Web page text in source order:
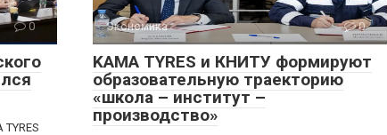
0 Экономика 0
KAMA TYRES и КНИТУ формируют
образовательную траекторию
«школа – институт –
производство»